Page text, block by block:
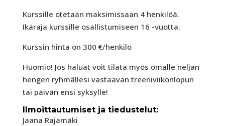
Kurssille otetaan maksimissaan 4 henkilöä.
Ikäraja kurssille osallistumiseen 16 -vuotta.
Kurssin hinta on 300 €/henkilö
Huomio! Jos haluat voit tilata myös omalle neljän
hengen ryhmällesi vastaavan treeniviikonlopun
tai päivän ensi syksylle!
Ilmoittautumiset ja tiedustelut:
Jaana Rajamäki